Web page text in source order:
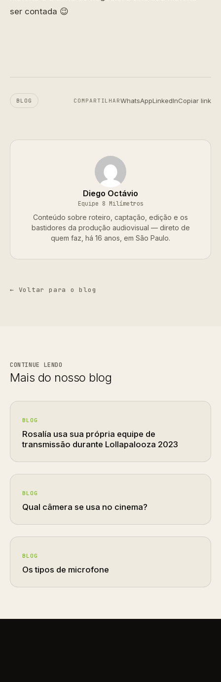
ser contada 😉
BLOG COMPARTILHARWhatsAppLinkedInCopiar link
Diego Octávio
Equipe 8 Milímetros
Conteúdo sobre roteiro, captação, edição e os
bastidores da produção audiovisual — direto de
quem faz, há 16 anos, em São Paulo.
← Voltar para o blog
CONTINUE LENDO
Mais do nosso blog
BLOG
Rosalía usa sua própria equipe de
transmissão durante Lollapalooza 2023
BLOG
Qual câmera se usa no cinema?
BLOG
Os tipos de microfone